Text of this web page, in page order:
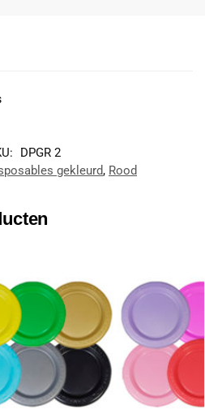
DPGR 2
gekleurd, Rood